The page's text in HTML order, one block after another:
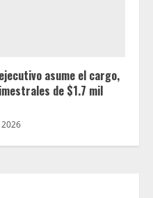
asume el cargo,
de $1.7 mil